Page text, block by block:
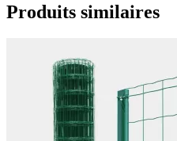
Produits similaires